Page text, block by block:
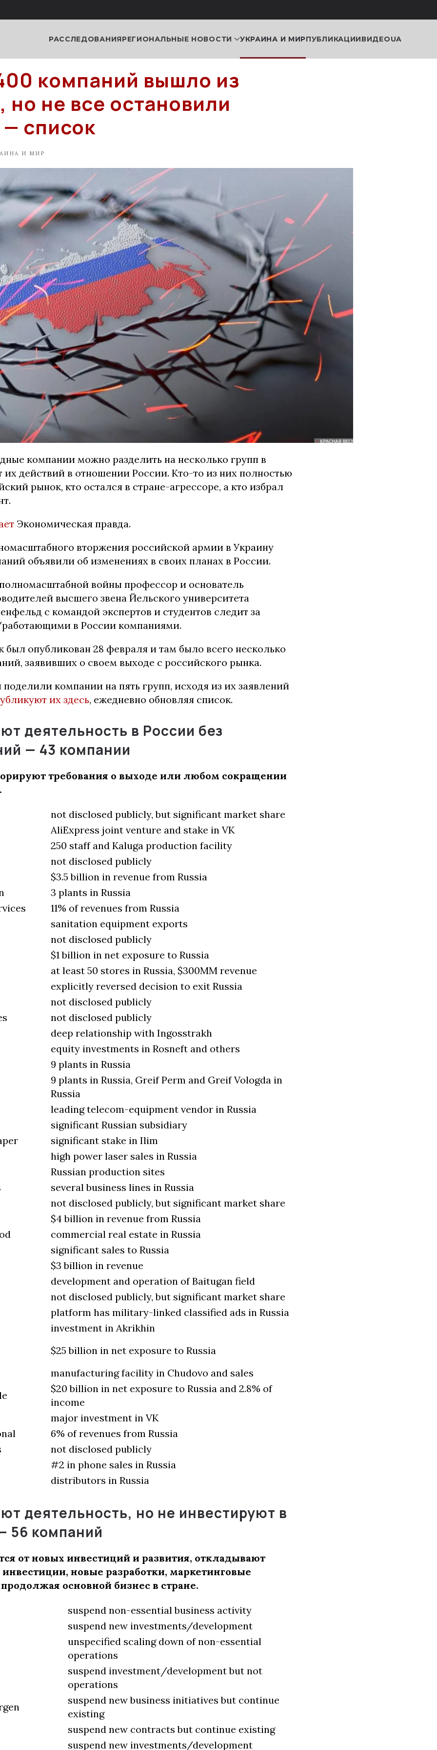
РАССЛЕДОВАНИЯРЕГИОНАЛЬНЫЕ НОВОСТИ УКРАИНА И МИРПУБЛИКАЦИИВИДЕОUA
компаний вышло из
но не все остановили
список
И МИР
компании можно разделить на несколько групп в
их действий в отношении России. Кто-то из них полностью
рынок, кто остался в стране-агрессоре, а кто избрал
Экономическая правда.
вторжения российской армии в Украину
объявили об изменениях в своих планах в России.
войны профессор и основатель
высшего звена Йельского университета
с командой экспертов и студентов следит за
в России компаниями.
был опубликован 28 февраля и там было всего несколько
заявивших о своем выходе с российского рынка.
компании на пять групп, исходя из их заявлений
их здесь, ежедневно обновляя список.
деятельность в России без
— 43 компании
требования о выходе или любом сокращении
.
not disclosed publicly, but significant market share
AliExpress joint venture and stake in VK
250 staff and Kaluga production facility
not disclosed publicly
$3.5 billion in revenue from Russia
3 plants in Russia
11% of revenues from Russia
sanitation equipment exports
not disclosed publicly
$1 billion in net exposure to Russia
at least 50 stores in Russia, $300MM revenue
explicitly reversed decision to exit Russia
not disclosed publicly
not disclosed publicly
deep relationship with Ingosstrakh
equity investments in Rosneft and others
9 plants in Russia
9 plants in Russia, Greif Perm and Greif Vologda in
Russia
leading telecom-equipment vendor in Russia
significant Russian subsidiary
significant stake in Ilim
high power laser sales in Russia
Russian production sites
several business lines in Russia
not disclosed publicly, but significant market share
$4 billion in revenue from Russia
commercial real estate in Russia
significant sales to Russia
$3 billion in revenue
development and operation of Baitugan field
not disclosed publicly, but significant market share
platform has military-linked classified ads in Russia
investment in Akrikhin
$25 billion in net exposure to Russia
manufacturing facility in Chudovo and sales
$20 billion in net exposure to Russia and 2.8% of
income
major investment in VK
6% of revenues from Russia
not disclosed publicly
#2 in phone sales in Russia
distributors in Russiа
деятельность, но не инвестируют в
56 компаний
от новых инвестиций и развития, откладывают
новые разработки, маркетинговые
основной бизнес в стране.
suspend non-essential business activity
suspend new investments/development
unspecified scaling down of non-essential
operations
suspend investment/development but not
operations
suspend new business initiatives but continue
existing
suspend new contracts but continue existing
suspend new investments/development